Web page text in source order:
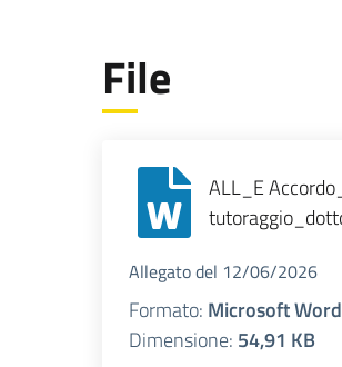
File
ALL_E
Allegato del 12/06/2026
Formato: Microsoft Word
Dimensione: 54,91 KB